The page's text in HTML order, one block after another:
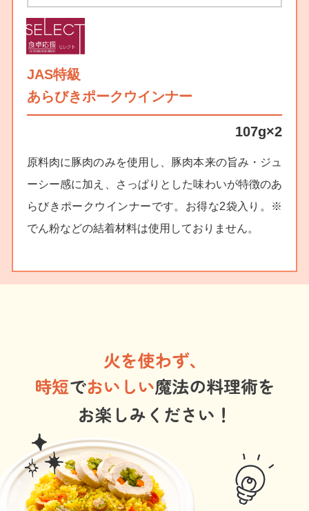
JAS特級
あらびきポークウインナー
107g×2
原料肉に豚肉のみを使用し、豚肉本来の旨み・ジュ
ーシー感に加え、さっぱりとした味わいが特徴のあ
らびきポークウインナーです。お得な2袋入り。※
でん粉などの結着材料は使用しておりません。